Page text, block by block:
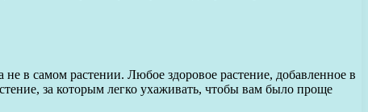
в самом растении. Любое здоровое растение, добавленное в
за которым легко ухаживать, чтобы вам было проще